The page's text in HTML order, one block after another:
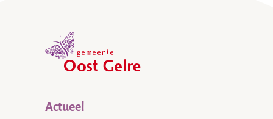
Actueel